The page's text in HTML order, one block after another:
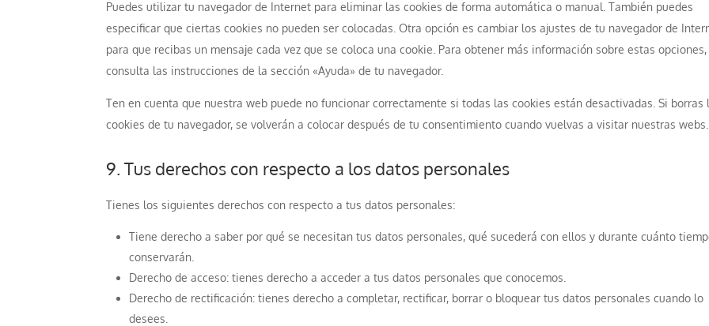
Puedes utilizar tu navegador de Internet para eliminar las cookies de forma automática o manual. También puedes
especificar que ciertas cookies no pueden ser colocadas. Otra opción es cambiar los ajustes de tu navegador de
para que recibas un mensaje cada vez que se coloca una cookie. Para obtener más información sobre estas opciones,
consulta las instrucciones de la sección «Ayuda» de tu navegador.
Ten en cuenta que nuestra web puede no funcionar correctamente si todas las cookies están desactivadas. Si borras
cookies de tu navegador, se volverán a colocar después de tu consentimiento cuando vuelvas a visitar nuestras webs.
9. Tus derechos con respecto a los datos personales
Tienes los siguientes derechos con respecto a tus datos personales:
Tiene derecho a saber por qué se necesitan tus datos personales, qué sucederá con ellos y durante cuánto
conservarán.
Derecho de acceso: tienes derecho a acceder a tus datos personales que conocemos.
Derecho de rectificación: tienes derecho a completar, rectificar, borrar o bloquear tus datos personales cuando lo
desees.